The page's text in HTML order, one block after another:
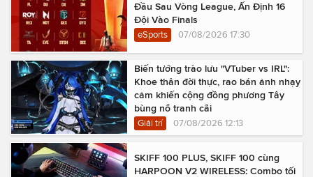
Đầu Sau Vòng League, Ấn Định 16
Đội Vào Finals
eSports 07/08/2026 17:30
Biến tướng trào lưu "VTuber vs IRL":
Khoe thân đời thực, rao bán ảnh nhạy
cảm khiến cộng đồng phương Tây
bùng nổ tranh cãi
Giải trí 07/08/2026 12:13
SKIFF 100 PLUS, SKIFF 100 cùng
HARPOON V2 WIRELESS: Combo tối